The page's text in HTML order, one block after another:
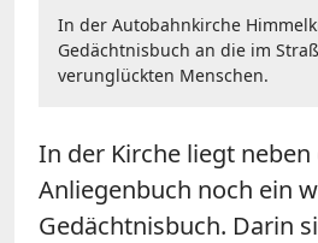
In der Autobahnkirche
Gedächtnisbuch an die im
verunglückten Menschen.
In der Kirche liegt neben
Anliegenbuch noch ein
Gedächtnisbuch. Darin